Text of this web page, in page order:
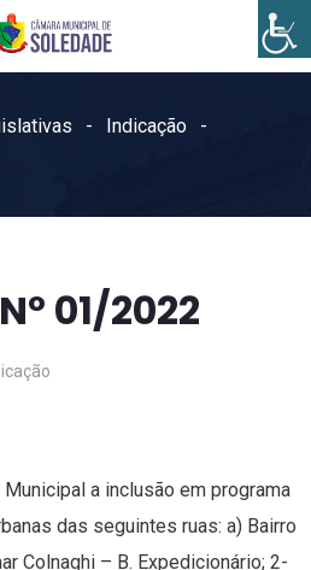
Indicação
01/2022
a inclusão em programa
das seguintes ruas: a) Bairro
Colnaghi – B. Expedicionário; 2-